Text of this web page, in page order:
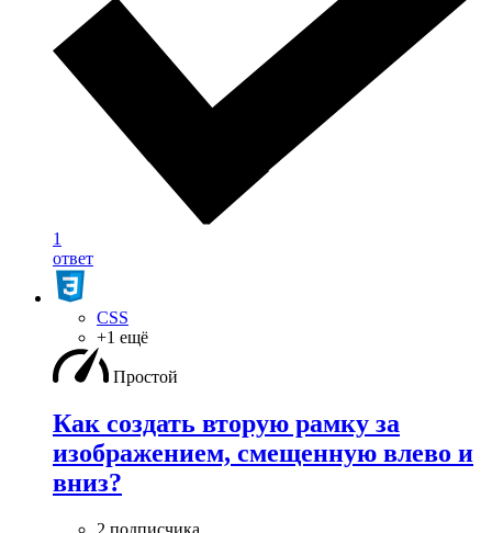
1
ответ
CSS
+1 ещё
Простой
Как создать вторую рамку за
изображением, смещенную влево и
вниз?